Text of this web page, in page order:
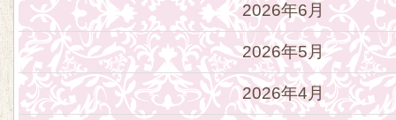
2026年6月
2026年5月
2026年4月